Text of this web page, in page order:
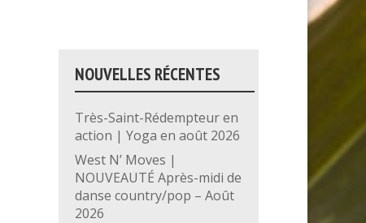
NOUVELLES RÉCENTES
Très-Saint-Rédempteur en
action | Yoga en août 2026
West N’ Moves |
NOUVEAUTÉ Après-midi de
danse country/pop – Août
2026